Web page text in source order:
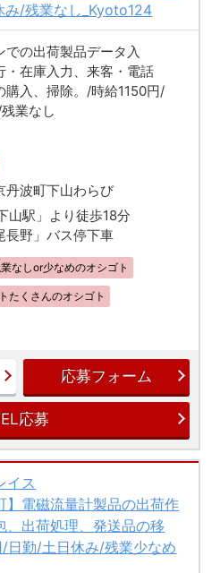
み/残業なし_Kyoto124
での出荷製品データ入
・在庫入力、来客・電話
購入、掃除。/時給1150円/
業なし
丹波町下山わらび
山駅」より徒歩18分
長野」バス停下車
なしor少なめのオシゴト
たくさんのオシゴト
応募フォーム
応募
イス
】電磁流量計製品の出荷作
、出荷処理、発送品の移
日勤/土日休み/残業少なめ